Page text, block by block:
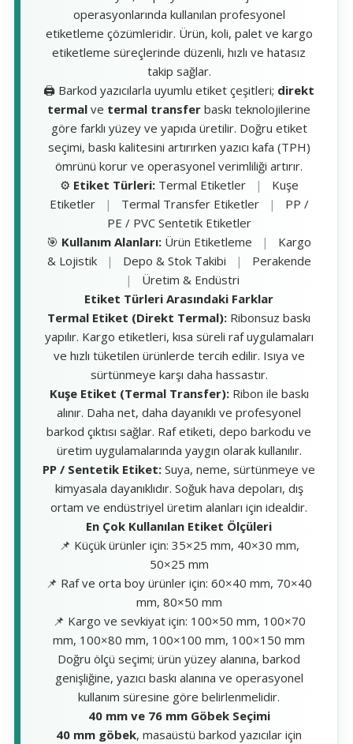
operasyonlarında kullanılan profesyonel
etiketleme çözümleridir. Ürün, koli, palet ve kargo
etiketleme süreçlerinde düzenli, hızlı ve hatasız
takip sağlar.
🖨️ Barkod yazıcılarla uyumlu etiket çeşitleri; direkt
termal ve termal transfer baskı teknolojilerine
göre farklı yüzey ve yapıda üretilir. Doğru etiket
seçimi, baskı kalitesini artırırken yazıcı kafa (TPH)
ömrünü korur ve operasyonel verimliliği artırır.
⚙️ Etiket Türleri:Termal Etiketler |
Kuşe
Etiketler
| Termal Transfer Etiketler |
PP /
PE / PVC Sentetik Etiketler
🎯 Kullanım Alanları: Ürün Etiketleme |
Kargo
& Lojistik
| Depo & Stok Takibi |
Perakende
|
Üretim & Endüstri
Etiket Türleri Arasındaki Farklar
Termal Etiket (Direkt Termal): Ribonsuz baskı
yapılır. Kargo etiketleri, kısa süreli raf uygulamaları
ve hızlı tüketilen ürünlerde tercih edilir. Isıya ve
sürtünmeye karşı daha hassastır.
Kuşe Etiket (Termal Transfer):Ribon ile baskı
alınır. Daha net, daha dayanıklı ve profesyonel
barkod çıktısı sağlar. Raf etiketi, depo barkodu ve
üretim uygulamalarında yaygın olarak kullanılır.
PP / Sentetik Etiket: Suya, neme, sürtünmeye ve
kimyasala dayanıklıdır. Soğuk hava depoları, dış
ortam ve endüstriyel üretim alanları için idealdir.
En Çok Kullanılan Etiket Ölçüleri
📌 Küçük ürünler için: 35×25 mm, 40×30 mm,
50×25 mm
📌 Raf ve orta boy ürünler için: 60×40 mm, 70×40
mm, 80×50 mm
📌 Kargo ve sevkiyat için: 100×50 mm, 100×70
mm, 100×80 mm, 100×100 mm, 100×150 mm
Doğru ölçü seçimi; ürün yüzey alanına, barkod
genişliğine, yazıcı baskı alanına ve operasyonel
kullanım süresine göre belirlenmelidir.
40 mm ve 76 mm Göbek Seçimi
40 mm göbek, masaüstü barkod yazıcılar için